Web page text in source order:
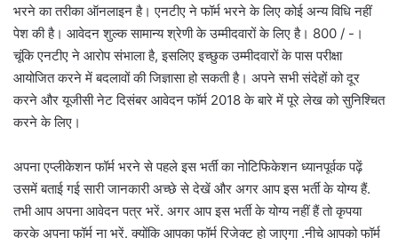
भरने का तरीका ऑनलाइन है। एनटीए ने फॉर्म भरने के लिए कोई अन्य विधि नहीं
पेश की है। आवेदन शुल्क सामान्य श्रेणी के उम्मीदवारों के लिए है। 800 / -।
चूंकि एनटीए ने आरोप संभाला है, इसलिए इच्छुक उम्मीदवारों के पास परीक्षा
आयोजित करने में बदलावों की जिज्ञासा हो सकती है। अपने सभी संदेहों को दूर
करने और यूजीसी नेट दिसंबर आवेदन फॉर्म 2018 के बारे में पूरे लेख को सुनिश्चित
करने के लिए।
अपना एप्लीकेशन फॉर्म भरने से पहले इस भर्ती का नोटिफिकेशन ध्यानपूर्वक पढ़ें
उसमें बताई गई सारी जानकारी अच्छे से देखें और अगर आप इस भर्ती के योग्य हैं.
तभी आप अपना आवेदन पत्र भरें. अगर आप इस भर्ती के योग्य नहीं हैं तो कृपया
करके अपना फॉर्म ना भरें. क्योंकि आपका फॉर्म रिजेक्ट हो जाएगा .नीचे आपको फॉर्म